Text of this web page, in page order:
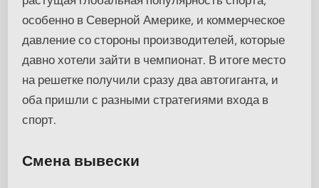
особенно в Северной Америке, и коммерческое
давление со стороны производителей, которые
давно хотели зайти в чемпионат. В итоге место
на решетке получили сразу два автогиганта, и
оба пришли с разными стратегиями входа в
спорт.
Смена вывески